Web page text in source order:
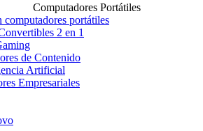
Computadores Portátiles
computadores portátiles
2 en 1
de Contenido
Artificial
Empresariales